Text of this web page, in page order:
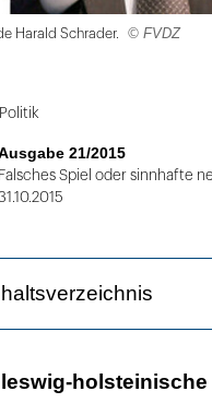
Harald Schrader. © FVDZ
21/2015
Falsches Spiel oder sinnhafte